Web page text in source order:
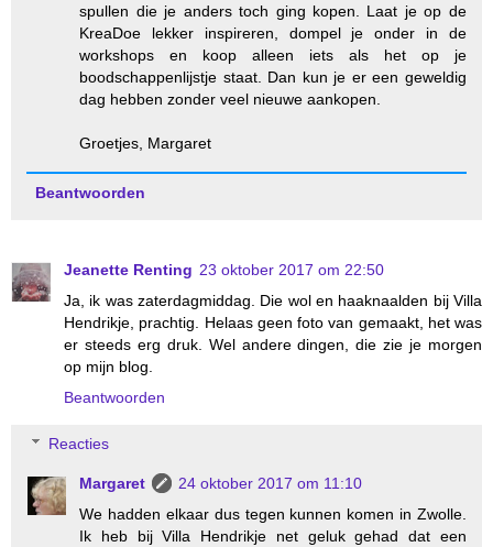
spullen die je anders toch ging kopen. Laat je op de
KreaDoe lekker inspireren, dompel je onder in de
workshops en koop alleen iets als het op je
boodschappenlijstje staat. Dan kun je er een geweldig
dag hebben zonder veel nieuwe aankopen.
Groetjes, Margaret
Beantwoorden
Jeanette Renting 23 oktober 2017 om 22:50
Ja, ik was zaterdagmiddag. Die wol en haaknaalden bij Villa
Hendrikje, prachtig. Helaas geen foto van gemaakt, het was
er steeds erg druk. Wel andere dingen, die zie je morgen
op mijn blog.
Beantwoorden
Reacties
Margaret
24 oktober 2017 om 11:10
We hadden elkaar dus tegen kunnen komen in Zwolle.
Ik heb bij Villa Hendrikje net geluk gehad dat een